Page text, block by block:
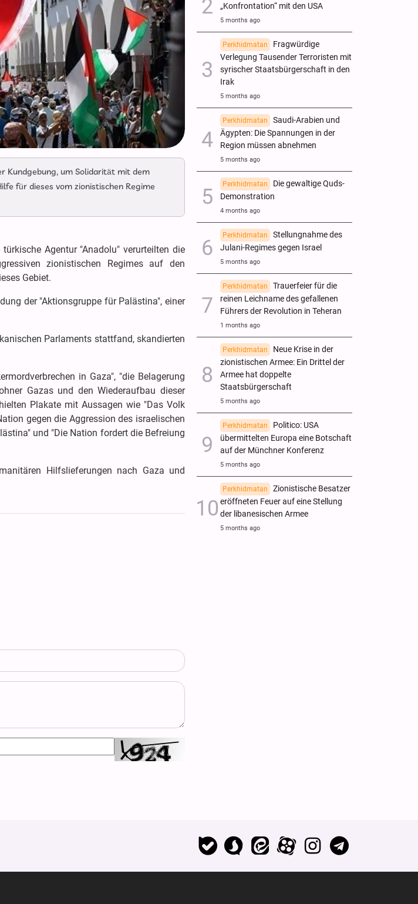
Kundgebung, um Solidarität mit dem
für dieses vom zionistischen Regime
Agentur "Anadolu" verurteilten die
zionistischen Regimes auf den
Gebiet.
der "Aktionsgruppe für Palästina", einer
Parlaments stattfand, skandierten
in Gaza", "die Belagerung
Gazas und den Wiederaufbau dieser
Plakate mit Aussagen wie "Das Volk
gegen die Aggression des israelischen
und "Die Nation fordert die Befreiung
Hilfslieferungen nach Gaza und
„Konfrontation“ mit den USA
5 months ago
Perkhidmatan
Fragwürdige
Verlegung Tausender Terroristen mit
syrischer Staatsbürgerschaft in den
Irak
5 months ago
Perkhidmatan
Saudi-Arabien und
Ägypten: Die Spannungen in der
Region müssen abnehmen
5 months ago
Perkhidmatan
Die gewaltige Quds-
Demonstration
4 months ago
Perkhidmatan
Stellungnahme des
Julani-Regimes gegen Israel
5 months ago
Perkhidmatan
Trauerfeier für die
reinen Leichname des gefallenen
Führers der Revolution in Teheran
1 months ago
Perkhidmatan
Neue Krise in der
zionistischen Armee: Ein Drittel der
Armee hat doppelte
Staatsbürgerschaft
5 months ago
Perkhidmatan
Politico: USA
übermittelten Europa eine Botschaft
auf der Münchner Konferenz
5 months ago
Perkhidmatan
Zionistische Besatzer
eröffneten Feuer auf eine Stellung
der libanesischen Armee
5 months ago